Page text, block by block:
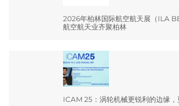
2026年柏林国际航空航天展（ILA
航空航天业齐聚柏林
ICAM 25：涡轮机械更锐利的边缘